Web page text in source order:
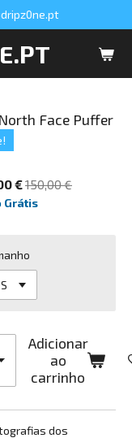
Face Puffer
€150,00 €
Grátis
Adicionar
ao
carrinho
dos